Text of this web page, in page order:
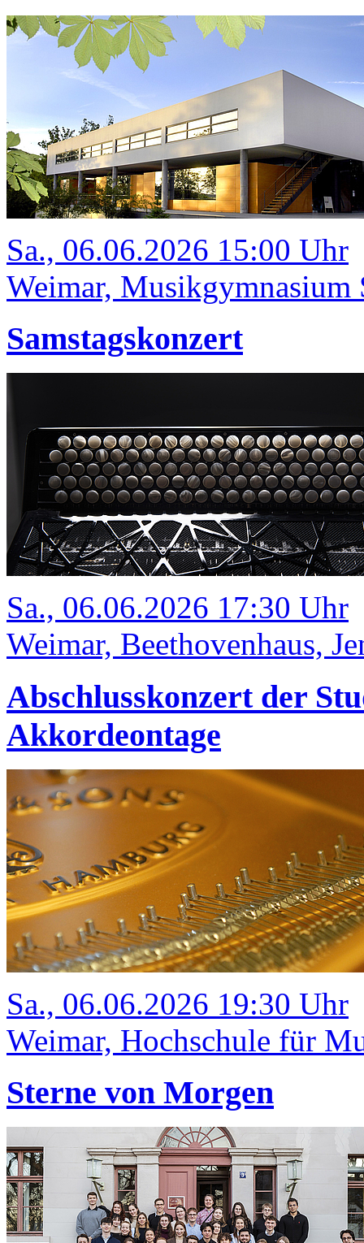
Sa., 06.06.2026 15:00 Uhr
Weimar, Musikgymnasium
Samstagskonzert
Sa., 06.06.2026 17:30 Uhr
Weimar, Beethovenhaus,
Abschlusskonzert der
Akkordeontage
Sa., 06.06.2026 19:30 Uhr
Weimar, Hochschule für
Sterne von Morgen